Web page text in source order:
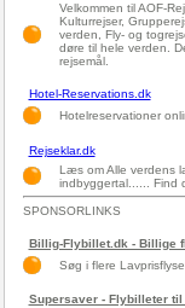
Velkommen til AOF-
Kulturrejser,
verden, Fly- og
døre til hele verden.
rejsemål.
Hotel-Reservations.dk
Hotelreservationer
Rejseklar.dk
Læs om Alle verdens
indbyggertal...... Find
SPONSORLINKS
Billig-Flybillet.dk - Billige
Søg i flere
Supersaver - Flybilleter